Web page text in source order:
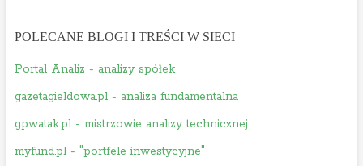
c
t
o
o
c
o
s
POLECANE BLOGI I TREŚCI W SIECI
Portal Analiz - analizy spółek
gazetagieldowa.pl - analiza fundamentalna
gpwatak.pl - mistrzowie analizy technicznej
myfund.pl - "portfele inwestycyjne"